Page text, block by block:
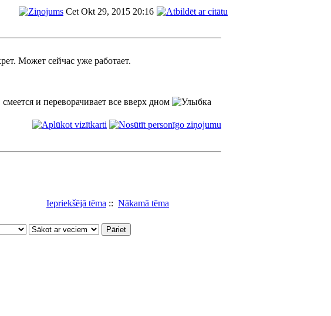
Cet Okt 29, 2015 20:16
Может сейчас уже работает.
и переворачивает все вверх дном
Iepriekšējā tēma :: Nākamā tēma